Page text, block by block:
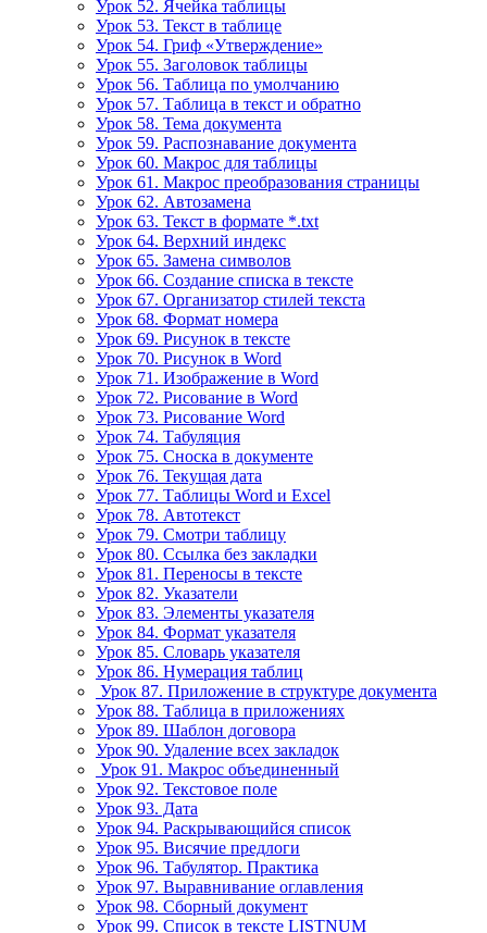
Урок 52. Ячейка таблицы
Урок 53. Текст в таблице
Урок 54. Гриф «Утверждение»
Урок 55. Заголовок таблицы
Урок 56. Таблица по умолчанию
Урок 57. Таблица в текст и обратно
Урок 58. Тема документа
Урок 59. Распознавание документа
Урок 60. Макрос для таблицы
Урок 61. Макрос преобразования страницы
Урок 62. Автозамена
Урок 63. Текст в формате *.txt
Урок 64. Верхний индекс
Урок 65. Замена символов
Урок 66. Создание списка в тексте
Урок 67. Организатор стилей текста
Урок 68. Формат номера
Урок 69. Рисунок в тексте
Урок 70. Рисунок в Word
Урок 71. Изображение в Word
Урок 72. Рисование в Word
Урок 73. Рисование Word
Урок 74. Табуляция
Урок 75. Сноска в документе
Урок 76. Текущая дата
Урок 77. Таблицы Word и Excel
Урок 78. Автотекст
Урок 79. Смотри таблицу
Урок 80. Ссылка без закладки
Урок 81. Переносы в тексте
Урок 82. Указатели
Урок 83. Элементы указателя
Урок 84. Формат указателя
Урок 85. Словарь указателя
Урок 86. Нумерация таблиц
Урок 87. Приложение в структуре документа
Урок 88. Таблица в приложениях
Урок 89. Шаблон договора
Урок 90. Удаление всех закладок
Урок 91. Макрос объединенный
Урок 92. Текстовое поле
Урок 93. Дата
Урок 94. Раскрывающийся список
Урок 95. Висячие предлоги
Урок 96. Табулятор. Практика
Урок 97. Выравнивание оглавления
Урок 98. Сборный документ
Урок 99. Список в тексте LISTNUM